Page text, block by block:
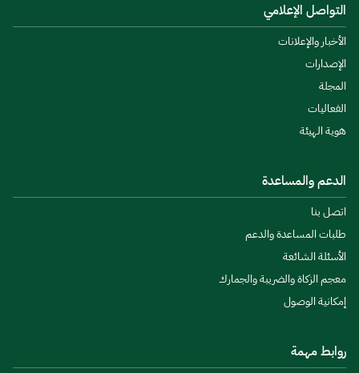
التواصل الإعلامي
الأخبار والإعلانات
الإصدارات
المجلة
الفعاليات
هوية الهيئة
الدعم والمساعدة
اتصل بنا
طلبات المساعدة والدعم
الأسئلة الشائعة
معجم الزكاة والضريبة والجمارك
إمكانية الوصول
روابط مهمة